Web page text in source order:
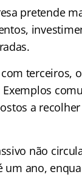
pretende
terceiros,
a
não
um ano,